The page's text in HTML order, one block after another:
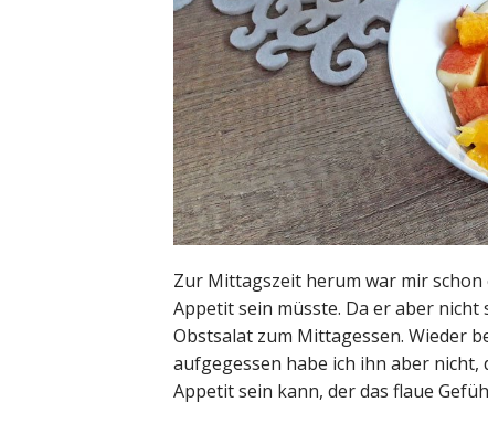
Zur Mittagszeit herum war mir schon
Appetit sein müsste. Da er aber
Obstsalat zum Mittagessen. Wieder
aufgegessen habe ich ihn aber nicht,
Appetit sein kann, der das flaue